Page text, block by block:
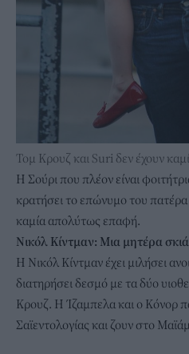
Τομ Κρουζ και Suri δεν έχουν
Η Σούρι που πλέον είναι
κρατήσει το επώνυμο του πατέρα
καμία απολύτως επαφή.
Νικόλ Κίντμαν: Μια μητέρα σκιά
Η Νικόλ Κίντμαν έχει μιλήσει
διατηρήσει δεσμό με τα δύο
Κρουζ. Η Ίζαμπελα και ο Κόνορ
Σαϊεντολογίας και ζουν στο